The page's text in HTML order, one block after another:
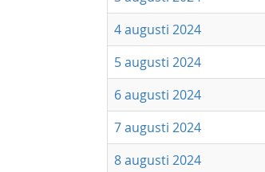
4 augusti 2024
5 augusti 2024
6 augusti 2024
7 augusti 2024
8 augusti 2024